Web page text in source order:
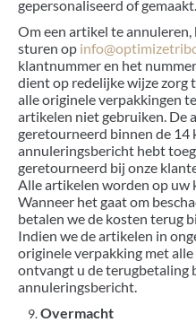
gepersonaliseerd of gemaakt.
Om een artikel te
sturen op
klantnummer en het
dient op redelijke wijze zorg
alle originele verpakkingen
artikelen niet gebruiken. De
geretourneerd binnen de 14
annuleringsbericht hebt
geretourneerd bij onze
Alle artikelen worden op uw
Wanneer het gaat om
betalen we de kosten terug
Indien we de artikelen in
originele verpakking met
ontvangt u de terugbetaling
annuleringsbericht.
Overmacht